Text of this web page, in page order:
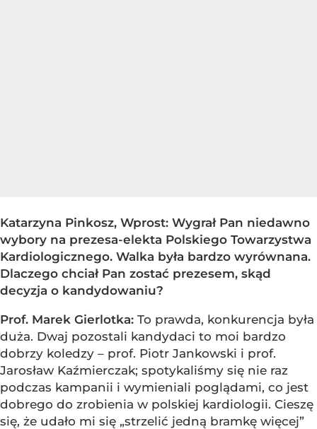
Katarzyna Pinkosz, Wprost: Wygrał Pan niedawno
wybory na prezesa-elekta Polskiego Towarzystwa
Kardiologicznego. Walka była bardzo wyrównana.
Dlaczego chciał Pan zostać prezesem, skąd
decyzja o kandydowaniu?
Prof. Marek Gierlotka: To prawda, konkurencja była
duża. Dwaj pozostali kandydaci to moi bardzo
dobrzy koledzy – prof. Piotr Jankowski i prof.
Jarosław Kaźmierczak; spotykaliśmy się nie raz
podczas kampanii i wymieniali poglądami, co jest
dobrego do zrobienia w polskiej kardiologii. Cieszę
się, że udało mi się „strzelić jedną bramkę więcej”